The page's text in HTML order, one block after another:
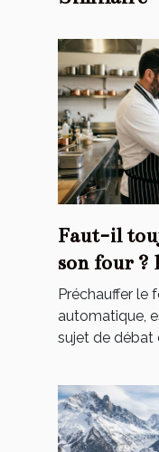
Faut-il
son four ?
une
Préchauffer le
automatique,
sujet de débat